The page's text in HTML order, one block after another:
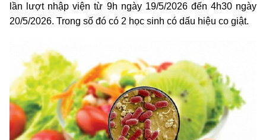
lần lượt nhập viện từ 9h ngày 19/5/2026 đến 4h30 ngày
20/5/2026. Trong số đó có 2 học sinh có dấu hiệu co giật.